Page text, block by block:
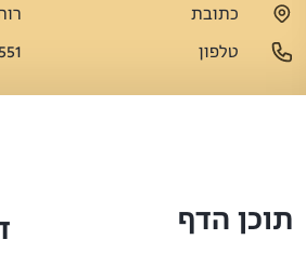
כתובת
רות 7,
טלפון
תוכן הדף